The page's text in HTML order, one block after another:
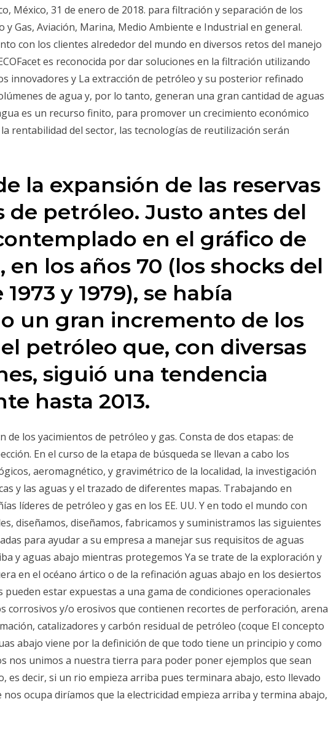
México, 31 de enero de 2018. para filtración y separación de los
y Gas, Aviación, Marina, Medio Ambiente e Industrial en general.
con los clientes alrededor del mundo en diversos retos del manejo
es reconocida por dar soluciones en la filtración utilizando
innovadores y La extracción de petróleo y su posterior refinado
de agua y, por lo tanto, generan una gran cantidad de aguas
es un recurso finito, para promover un crecimiento económico
rentabilidad del sector, las tecnologías de reutilización serán
la expansión de las reservas
de petróleo. Justo antes del
en el gráfico de
en los años 70 (los shocks del
y 1979), se había
un gran incremento de los
petróleo que, con diversas
siguió una tendencia
hasta 2013.
de los yacimientos de petróleo y gas. Consta de dos etapas: de
En el curso de la etapa de búsqueda se llevan a cabo los
aeromagnético, y gravimétrico de la localidad, la investigación
y las aguas y el trazado de diferentes mapas. Trabajando en
líderes de petróleo y gas en los EE. UU. Y en todo el mundo con
diseñamos, diseñamos, fabricamos y suministramos las siguientes
para ayudar a su empresa a manejar sus requisitos de aguas
y aguas abajo mientras protegemos Ya se trate de la exploración y
en el océano ártico o de la refinación aguas abajo en los desiertos
pueden estar expuestas a una gama de condiciones operacionales
corrosivos y/o erosivos que contienen recortes de perforación, arena
catalizadores y carbón residual de petróleo (coque El concepto
abajo viene por la definición de que todo tiene un principio y como
nos unimos a nuestra tierra para poder poner ejemplos que sean
es decir, si un rio empieza arriba pues terminara abajo, esto llevado
ocupa diríamos que la electricidad empieza arriba y termina abajo,